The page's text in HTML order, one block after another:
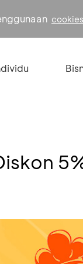
cookies